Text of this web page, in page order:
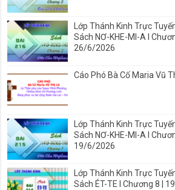
Lớp Thánh Kinh Trực
Sách NƠ-KHE-MI-A I
26/6/2026
Cáo Phó Bà Cố Maria Vũ
Lớp Thánh Kinh Trực
Sách NƠ-KHE-MI-A I
19/6/2026
Lớp Thánh Kinh Trực
Sách ÉT-TE I Chương 8 |